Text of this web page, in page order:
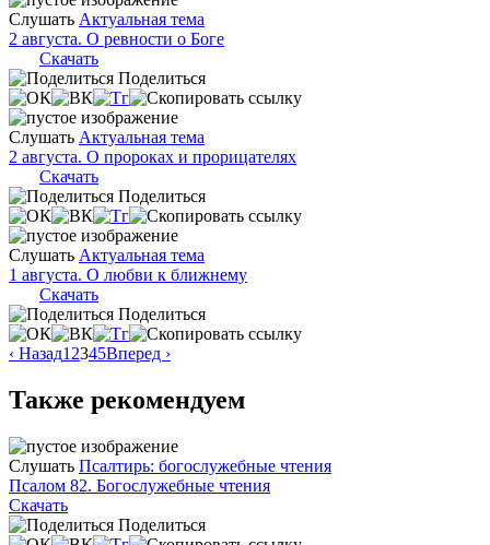
Слушать Актуальная тема
2 августа. О ревности о Боге
Скачать
Поделиться
Слушать Актуальная тема
2 августа. О пророках и прорицателях
Скачать
Поделиться
Слушать Актуальная тема
1 августа. О любви к ближнему
Скачать
Поделиться
‹ Назад1 2345Вперед ›
Также рекомендуем
Слушать Псалтирь: богослужебные чтения
Псалом 82. Богослужебные чтения
Скачать
Поделиться